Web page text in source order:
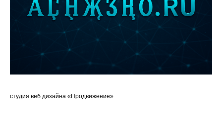
студия веб дизайна «Продвижение»